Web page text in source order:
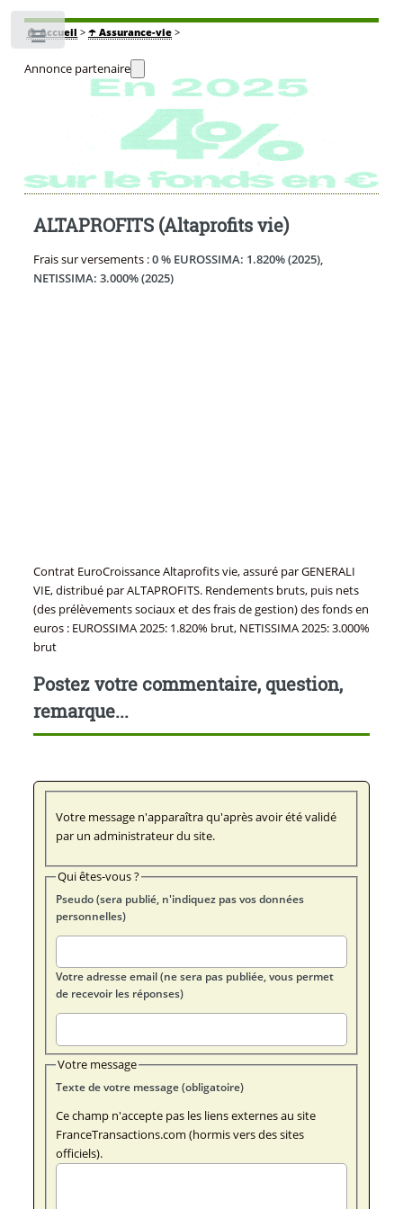
🏠Accueil > ☂️ Assurance-vie>
Annonce partenaire
ALTAPROFITS (Altaprofits vie)
Frais sur versements :0 % EUROSSIMA: 1.820% (2025),
NETISSIMA: 3.000% (2025)
Contrat EuroCroissance Altaprofits vie, assuré par GENERALI
VIE, distribué par ALTAPROFITS. Rendements bruts, puis nets
(des prélèvements sociaux et des frais de gestion) des fonds en
euros : EUROSSIMA 2025: 1.820% brut, NETISSIMA 2025: 3.000%
brut
Postez votre commentaire, question,
remarque...
Votre message n'apparaîtra qu'après avoir été validé
par un administrateur du site.
Qui êtes-vous ?
Pseudo (sera publié, n'indiquez pas vos données
personnelles)
Votre adresse email (ne sera pas publiée, vous permet
de recevoir les réponses)
Votre message
Texte de votre message (obligatoire)
Ce champ n'accepte pas les liens externes au site
FranceTransactions.com (hormis vers des sites
officiels).
Toggle